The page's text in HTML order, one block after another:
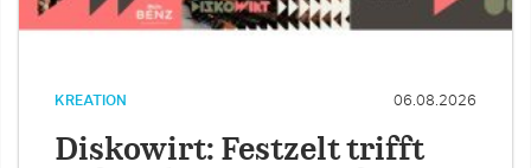
KREATION 06.08.2026
Diskowirt: Festzelt trifft